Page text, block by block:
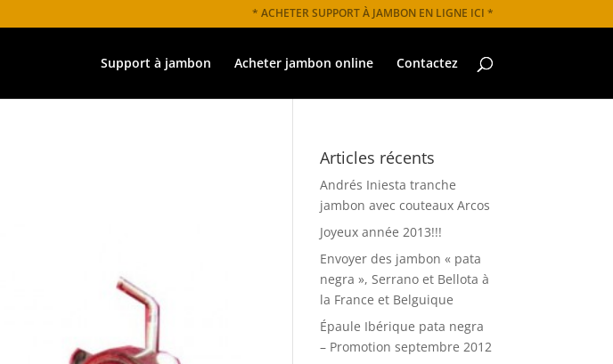
* ACHETER SUPPORT À JAMBON EN LIGNE ICI *
Support à jambon Acheter jambon online Contactez
Articles récents
Andrés Iniesta tranche
jambon avec couteaux Arcos
Joyeux année 2013!!!
Envoyer des jambon « pata
negra », Serrano et Bellota à
la France et Belguique
Épaule Ibérique pata negra
– Promotion septembre 2012